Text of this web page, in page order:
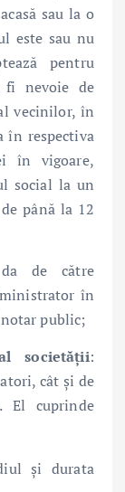
sau la o
este sau nu
pentru
fi nevoie de
vecinilor, în
în respectiva
în vigoare,
social la un
până la 12
de către
în
public;
societății:
cât și de
El cuprinde
și durata